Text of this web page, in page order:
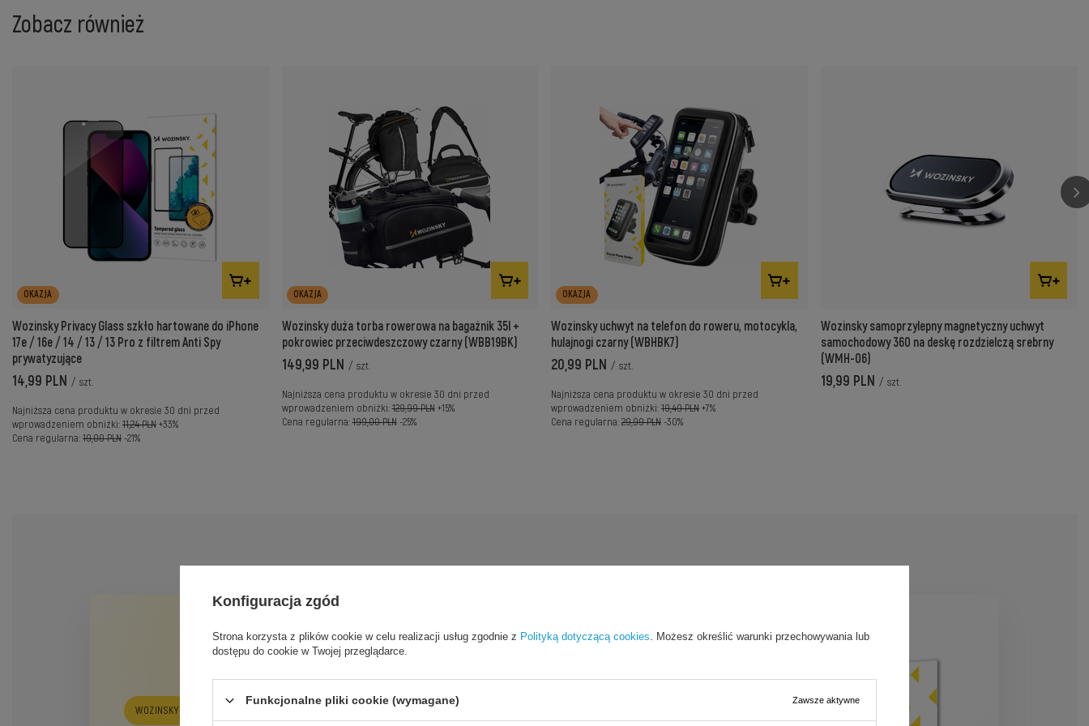
Zobacz również
OKAZJA
Wozinsky Privacy Glass szkło hartowane do iPhone
17e / 16e / 14 / 13 / 13 Pro z filtrem Anti Spy
prywatyzujące
14,99 PLN / szt.
Najniższa cena produktu w okresie 30 dni przed
wprowadzeniem obniżki:11,24 PLN+33%
Cena regularna:19,00 PLN-21%
OKAZJA
Wozinsky duża torba rowerowa na bagażnik 35l +
pokrowiec przeciwdeszczowy czarny (WBB19BK)
149,99 PLN / szt.
Najniższa cena produktu w okresie 30 dni przed
wprowadzeniem obniżki:129,99 PLN +15%
Cena regularna:199,00 PLN -25%
OKAZJA
Wozinsky uchwyt na telefon do roweru, motocykla,
hulajnogi czarny (WBHBK7)
20,99 PLN / szt.
Najniższa cena produktu w okresie 30 dni przed
wprowadzeniem obniżki:19,49 PLN+7%
Cena regularna:29,99 PLN-30%
Wozinsky samoprzylepny magnetyczny uchwyt
samochodowy 360 na deskę rozdzielczą srebrny
(WMH-06)
19,99 PLN / szt.
WOZINSKY
Konfiguracja zgód
Strona korzysta z plików cookie w celu realizacji usług zgodnie z Polityką dotyczącą cookies. Możesz określić warunki przechowywania lub
dostępu do cookie w Twojej przeglądarce.
Funkcjonalne pliki cookie (wymagane) Zawsze aktywne